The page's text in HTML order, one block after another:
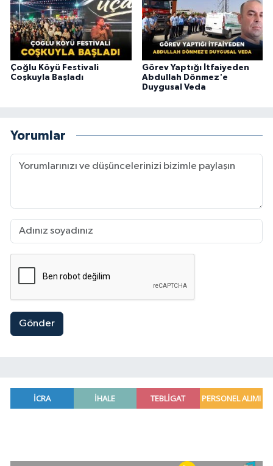
Çoğlu Köyü Festivali
Coşkuyla Başladı
Görev Yaptığı İtfaiyeden
Abdullah Dönmez'e
Duygusal Veda
Yorumlar
Gönder